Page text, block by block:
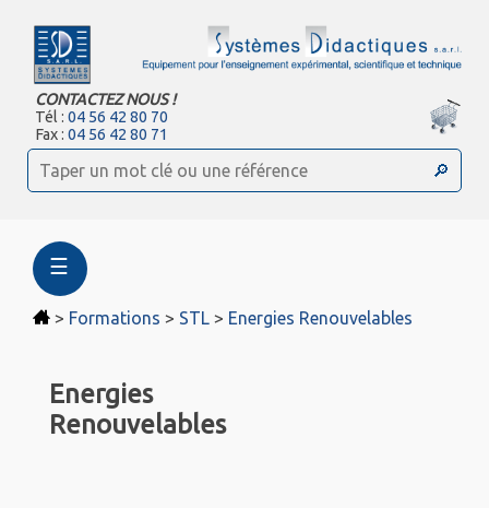
CONTACTEZ NOUS !
Tél :04 56 42 80 70
Fax :04 56 42 80 71
☰
> Formations > STL > Energies Renouvelables
Energies
Renouvelables